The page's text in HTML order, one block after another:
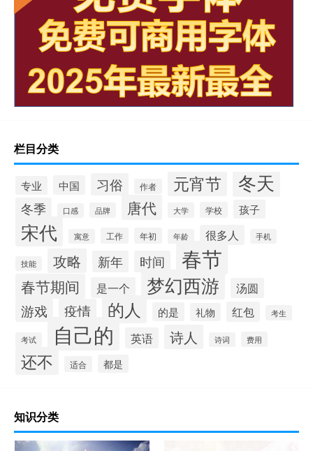
栏目分类
专业 中国 习俗 作者 元宵节 冬天
冬季 口感 品牌 唐代 大学 学校 孩子
宋代 寓意 工作 年初 年龄 很多人 手机
技能 攻略 新年 时间 春节
春节期间 是一个 梦幻西游 汤圆
游戏 疫情 的人 的是 礼物 红包 考生
考试 自己的 英语 诗人 诗词 费用
还不 适合 都是
知识分类